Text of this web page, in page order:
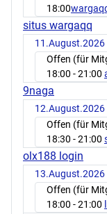
18:00
situs wargaqq
11.August.2026
Offen (für
18:00 - 21:00
9naga
12.August.2026
Offen (für
18:30 - 21:00
olx188 login
13.August.2026
Offen (für
18:00 - 21:00